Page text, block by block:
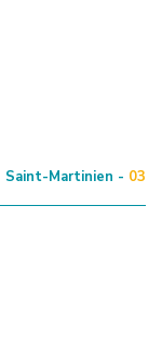
Saint-Martinien - 03